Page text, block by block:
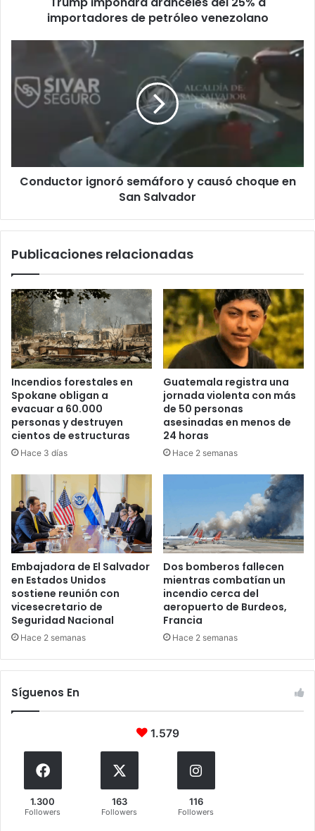
importadores de petróleo venezolano
Conductor
semáforo
causó
Salvador
Conductor ignoró semáforo y causó choque en
San Salvador
Publicaciones relacionadas
Incendios forestales en
Spokane obligan a
evacuar a 60.000
personas y destruyen
cientos de estructuras
Hace 3 días
Guatemala registra una
jornada violenta con más
de 50 personas
asesinadas en menos de
24 horas
Hace 2 semanas
Embajadora de El Salvador
en Estados Unidos
sostiene reunión con
vicesecretario de
Seguridad Nacional
Hace 2 semanas
Dos bomberos fallecen
mientras combatían un
incendio cerca del
aeropuerto de Burdeos,
Francia
Hace 2 semanas
Síguenos En
1.579
1.300
Followers
163
Followers
116
Followers